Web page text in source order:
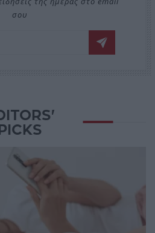
σου
PICKS